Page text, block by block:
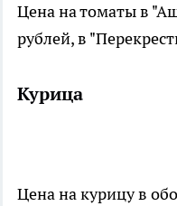
Цена на томаты в
рублей, в
Курица
Цена на курицу в